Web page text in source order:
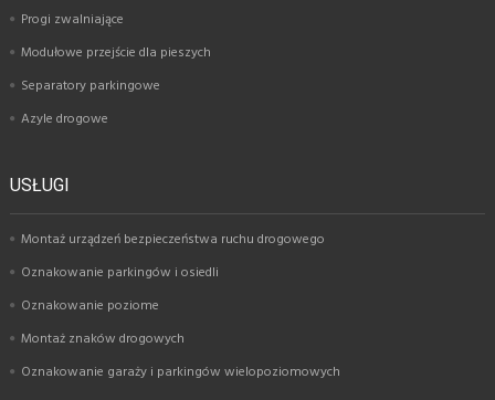
Progi zwalniające
Modułowe przejście dla pieszych
Separatory parkingowe
Azyle drogowe
USŁUGI
Montaż urządzeń bezpieczeństwa ruchu drogowego
Oznakowanie parkingów i osiedli
Oznakowanie poziome
Montaż znaków drogowych
Oznakowanie garaży i parkingów wielopoziomowych